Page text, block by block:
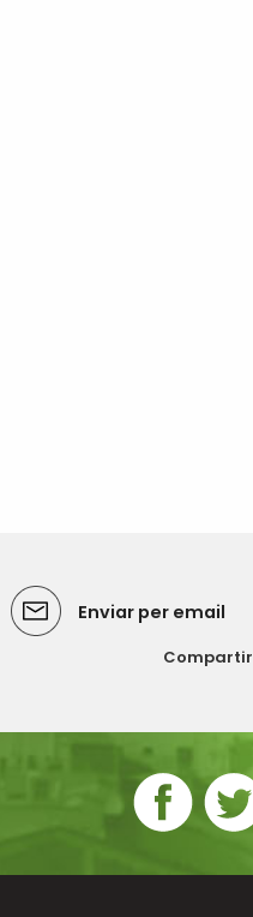
Enviar per email
Compartir